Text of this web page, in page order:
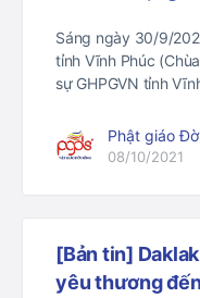
Sáng ngày 30/9/
tỉnh Vĩnh Phúc
sự GHPGVN tỉnh
Phật giáo
08/10/2021
[Bản tin]
yêu thương